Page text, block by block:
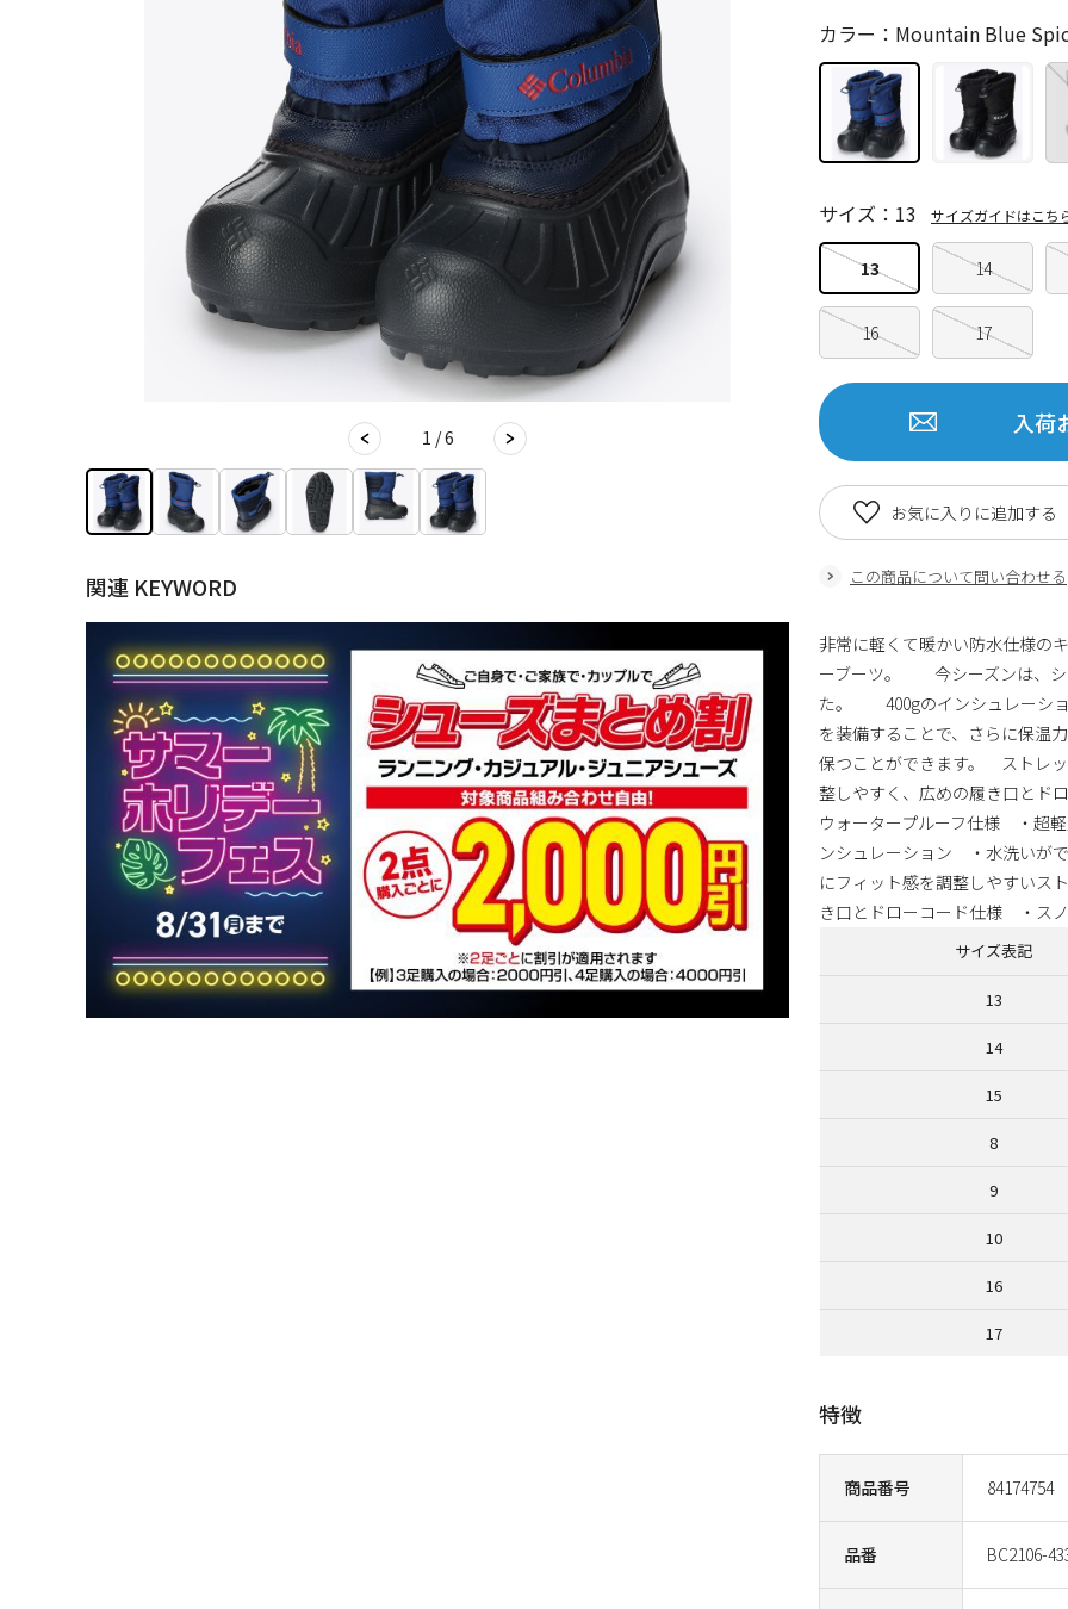
1 / 6
関連 KEYWORD
商品番号 84174754
品番 BC2106-
カラー：Mountain Blue
13 14
16 17
サイズ：13 サイズガイドはこち
入荷
この商品について問い合わせる
お気に入りに追加する
非常に軽くて暖かい防水仕様の
ーブーツ。 今シーズンは、シ
た。 400gのインシュレーショ
を装備することで、さらに保温
保つことができます。 ストレ
整しやすく、広めの履き口と
ウォータープルーフ仕様 ・超
ンシュレーション ・水洗いが
にフィット感を調整しやすいス
き口とドローコード仕様 ・ス
特徴
サイズ表記
13
14
15
8
9
10
16
17